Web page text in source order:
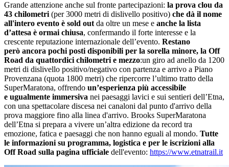
Grande attenzione anche sul fronte partecipazioni: la prova clou da
43 chilometri (per 3000 metri di dislivello positivo) che dà il nome
all'intero evento è sold out da oltre un mese e anche la lista
d’attesa è ormai chiusa, confermando il forte interesse e la
crescente reputazione internazionale dell’evento. Restano
però ancora pochi posti disponibili per la sorella minore, la Off
Road da quattordici chilometri e mezzo:un giro ad anello da 1200
metri di dislivello positivo/negativo con partenza e arrivo a Piano
Provenzana (quota 1800 metri) che ripercorre l’ultimo tratto della
SuperMaratona, offrendo un’esperienza più accessibile
e ugualmente immersiva nei paesaggi lavici e sui sentieri dell’Etna,
con una spettacolare discesa nei canaloni dal punto d'arrivo della
prova maggiore fino alla linea d'arrivo. Brooks SuperMaratona
dell’Etna si prepara a vivere un’altra edizione da record tra
emozione, fatica e paesaggi che non hanno eguali al mondo. Tutte
le informazioni su programma, logistica e per le iscrizioni alla
Off Road sulla pagina ufficiale dell'evento: https://www.etnatrail.it